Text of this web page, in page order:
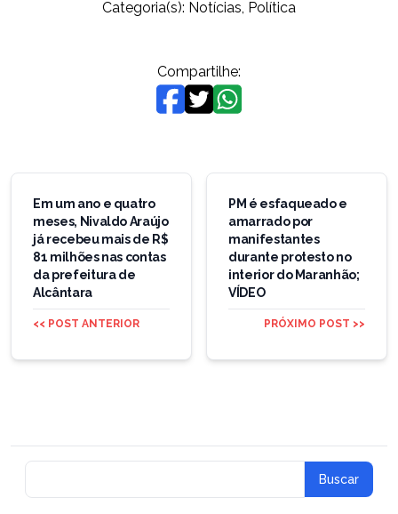
Categoria(s): Notícias, Política
Compartilhe:
Navegação
Post
Em um ano e quatro
meses, Nivaldo Araújo
já recebeu mais de R$
81 milhões nas contas
da prefeitura de
Alcântara
<< POST ANTERIOR
PM é esfaqueado e
amarrado por
manifestantes
durante protesto no
interior do Maranhão;
VÍDEO
PRÓXIMO POST >>